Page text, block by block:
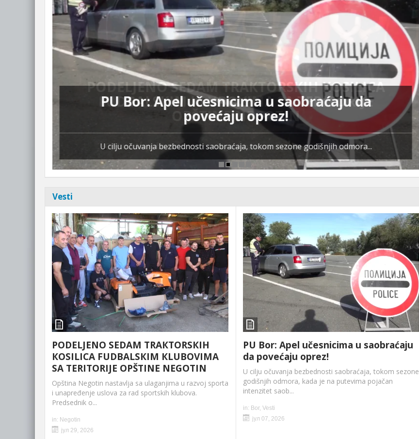
PU Bor: Apel učesnicima u saobraćaju da
povećaju oprez!
U cilju očuvanja bezbednosti saobraćaja, tokom sezone godišnjih odmora...
Vesti
PODELJENO SEDAM TRAКTORSКIH
КOSILICA FUDBALSКIM КLUBOVIMA
SA TERITORIJE OPŠTINE NEGOTIN
Opština Negotin nastavlja sa ulaganjima u razvoj sporta
i unapređenje uslova za rad sportskih klubova.
Predsednik o...
in: Negotin
јул 29, 2026
PU Bor: Apel učesnicima u saobraćaju
da povećaju oprez!
U cilju očuvanja bezbednosti saobraćaja, tokom sezone
godišnjih odmora, kada je na putevima pojačan
intenzitet saob...
in: Bor,Vesti
јул 07, 2026